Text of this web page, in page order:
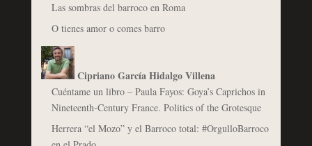
Las sombras del barroco en Roma
O tienes amor o comes barro
Cipriano García Hidalgo Villena
Cuéntame un libro – Paula Fayos: Goya’s Caprichos in
Nineteenth-Century France. Politics of the Grotesque
Herrera “el Mozo” y el Barroco total: #OrgulloBarroco